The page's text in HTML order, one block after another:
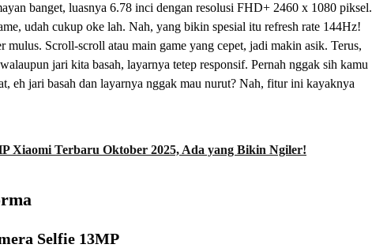
banget, luasnya 6.78 inci dengan resolusi FHD+ 2460 x 1080 piksel.
udah cukup oke lah. Nah, yang bikin spesial itu refresh rate 144Hz!
mulus. Scroll-scroll atau main game yang cepet, jadi makin asik. Terus,
jari kita basah, layarnya tetep responsif. Pernah nggak sih kamu
eh jari basah dan layarnya nggak mau nurut? Nah, fitur ini kayaknya
Xiaomi Terbaru Oktober 2025, Ada yang Bikin Ngiler!
Selfie 13MP